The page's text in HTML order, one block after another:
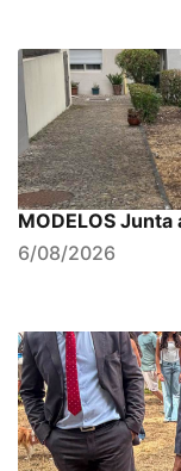
MODELOS
6/08/2026